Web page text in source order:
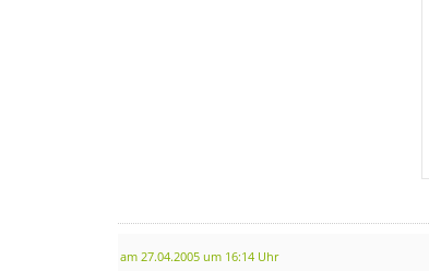
am 27.04.2005 um 16:14 Uhr